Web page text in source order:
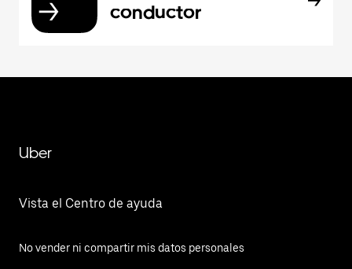
conductor
Uber
Vista el Centro de ayuda
No vender ni compartir mis datos personales